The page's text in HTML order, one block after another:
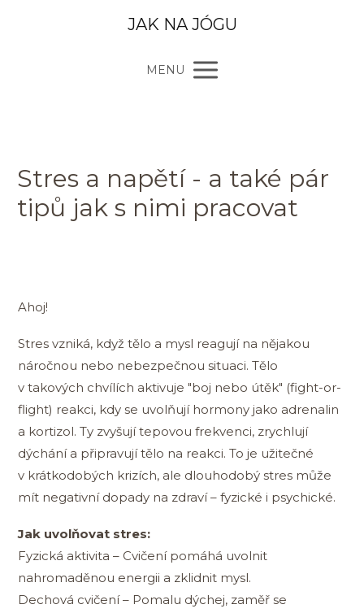
JAK NA JÓGU
MENU
Stres a napětí - a také pár
tipů jak s nimi pracovat
Ahoj!
Stres vzniká, když tělo a mysl reagují na nějakou
náročnou nebo nebezpečnou situaci. Tělo
v takových chvílích aktivuje "boj nebo útěk" (fight-or-
flight) reakci, kdy se uvolňují hormony jako adrenalin
a kortizol. Ty zvyšují tepovou frekvenci, zrychlují
dýchání a připravují tělo na reakci. To je užitečné
v krátkodobých krizích, ale dlouhodobý stres může
mít negativní dopady na zdraví – fyzické i psychické.
Jak uvolňovat stres:
Fyzická aktivita – Cvičení pomáhá uvolnit
nahromaděnou energii a zklidnit mysl.
Dechová cvičení – Pomalu dýchej, zaměř se